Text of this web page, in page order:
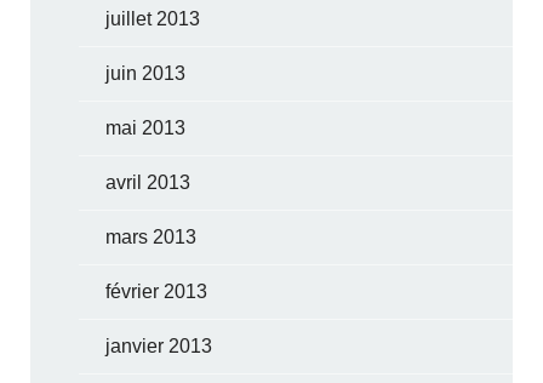
juillet 2013
juin 2013
mai 2013
avril 2013
mars 2013
février 2013
janvier 2013